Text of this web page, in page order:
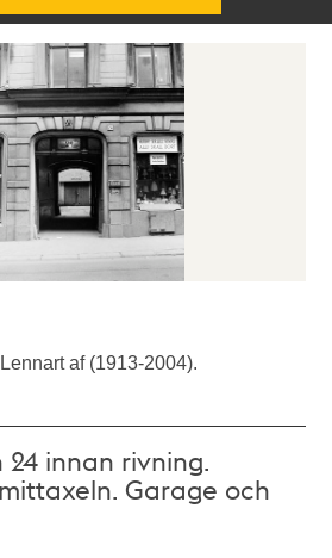
af (1913-2004).
innan rivning.
Garage och